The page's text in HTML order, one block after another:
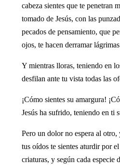
cabeza sientes que te penetran
tomado de Jesús, con las
pecados de pensamiento, que
ojos, te hacen derramar
Y mientras lloras, teniendo en
desfilan ante tu vista todas las
¡Cómo sientes su amargura!
Jesús ha sufrido, teniendo en ti
Pero un dolor no espera al
tus oídos te sientes aturdir por
criaturas, y según cada especie